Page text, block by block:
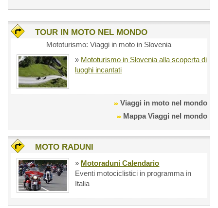
TOUR IN MOTO NEL MONDO
Mototurismo: Viaggi in moto in Slovenia
» Mototurismo in Slovenia alla scoperta di
luoghi incantati
Viaggi in moto nel mondo
Mappa Viaggi nel mondo
MOTO RADUNI
» Motoraduni Calendario
Eventi motociclistici in programma in
Italia